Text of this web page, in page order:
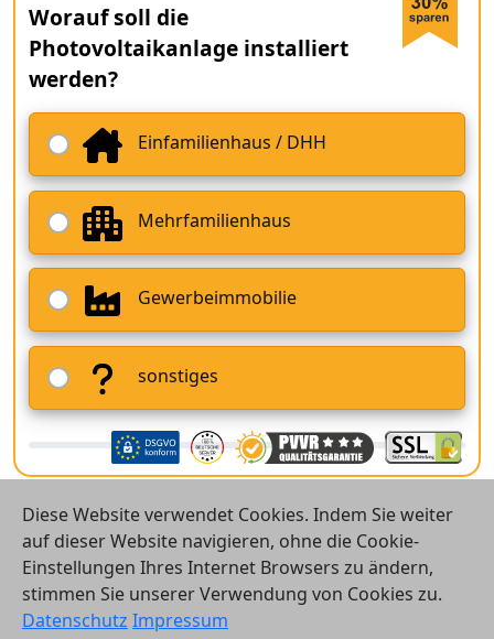
Worauf soll die
Photovoltaikanlage installiert
werden?
Einfamilienhaus / DHH
Mehrfamilienhaus
Gewerbeimmobilie
sonstiges
© 2026 Vergleichsrechner24 GmbH
Diese Website verwendet Cookies. Indem Sie weiter
auf dieser Website navigieren, ohne die Cookie-
Einstellungen Ihres Internet Browsers zu ändern,
stimmen Sie unserer Verwendung von Cookies zu.
Datenschutz Impressum